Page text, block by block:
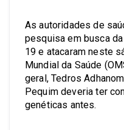
As autoridades de
pesquisa em busca
19 e atacaram neste
Mundial da Saúde
geral, Tedros
Pequim deveria ter
genéticas antes.